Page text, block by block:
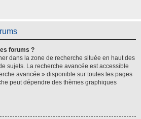
forums ?
dans la zone de recherche située en haut des
sujets. La recherche avancée est accessible
avancée » disponible sur toutes les pages
peut dépendre des thèmes graphiques